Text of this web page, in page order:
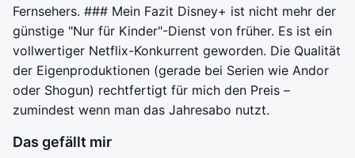
Fernsehers. ### Mein Fazit Disney+ ist nicht mehr der
günstige "Nur für Kinder"-Dienst von früher. Es ist ein
vollwertiger Netflix-Konkurrent geworden. Die Qualität
der Eigenproduktionen (gerade bei Serien wie Andor
oder Shogun) rechtfertigt für mich den Preis –
zumindest wenn man das Jahresabo nutzt.
Das gefällt mir